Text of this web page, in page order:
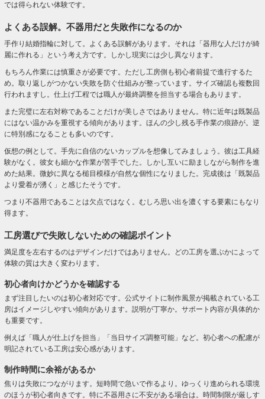
では得られない体験です。
よくある誤解。不器用だと失敗作になるのか
手作り結婚指輪に対して。よくある誤解があります。それは「器用な人だけが綺
麗に作れる」という考え方です。しかし現実には少し異なります。
もちろん作業には慎重さが必要です。ただし工房側も初心者前提で進行するた
め。取り返しがつかない失敗を防ぐ仕組みが整っています。サイズ確認も複数回
行われますし。仕上げ工程では職人が最終調整を担当する場合もあります。
また完璧に左右対称であることだけが美しさではありません。特に近年は既製品
にはない温かみを重視する傾向があります。ほんの少し残る手作業の痕跡が。逆
に特別感になることも多いのです。
仮想の例として。手先に自信のないカップルを想像してみましょう。彼は工具経
験がなく。彼女も細かな作業が苦手でした。しかし互いに励ましながら制作を進
めた結果。微妙に異なる槌目模様が自然な個性になりました。完成後は「既製品
より愛着が湧く」と感じたそうです。
つまり不器用であることは欠点ではなく。むしろ思い出を濃くする要素にもなり
得ます。
工房選びで失敗しないための確認ポイント
満足度を左右するのはデザインだけではありません。どの工房を選ぶかによって
体験の質は大きく変わります。
初心者向けかどうかを確認する
まず注目したいのは初心者対応です。公式サイトに制作風景が掲載されている工
房はイメージしやすい傾向があります。説明が丁寧か。サポート内容が具体的か
も重要です。
例えば「職人が仕上げを担当」「当日サイズ調整可能」など。初心者への配慮が
明記されている工房は安心感があります。
制作時間に余裕があるか
焦りは失敗につながります。短時間で急いで作るより。ゆっくり進められる環境
のほうが初心者向きです。特に不器用さに不安がある場合は。時間制限が厳しす